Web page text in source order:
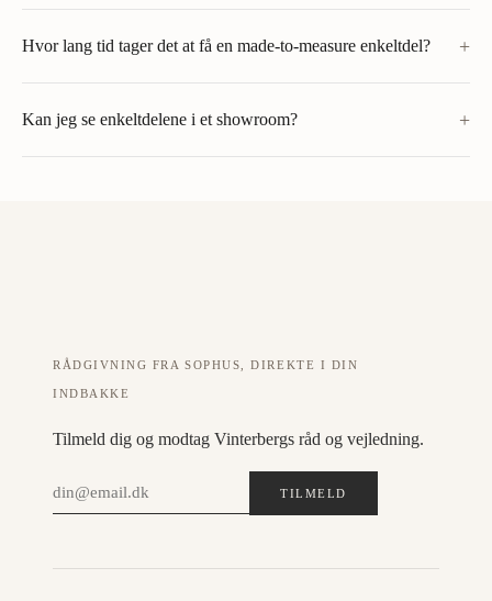
Hvor lang tid tager det at få en made-to-measure enkeltdel? +
Kan jeg se enkeltdelene i et showroom? +
RÅDGIVNING FRA SOPHUS, DIREKTE I DIN
INDBAKKE
Tilmeld dig og modtag Vinterbergs råd og vejledning.
TILMELD